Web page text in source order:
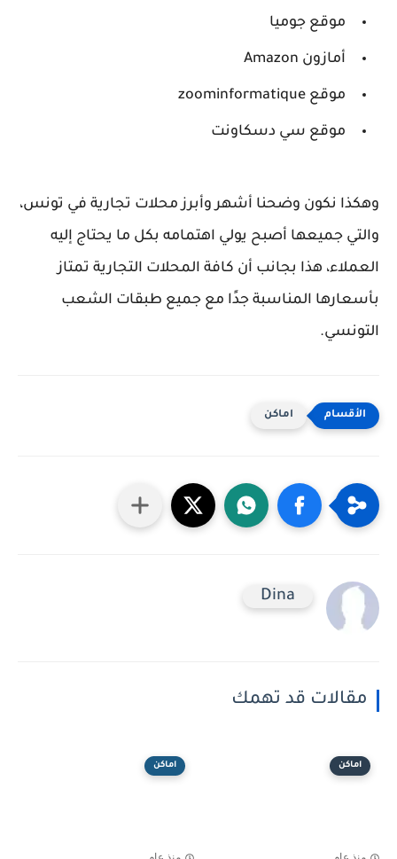
موقع جوميا
أمازون Amazon
موقع zoominformatique
موقع سي دسكاونت
وهكذا نكون وضحنا أشهر وأبرز محلات تجارية في تونس،
والتي جميعها أصبح يولي اهتمامه بكل ما يحتاج إليه
العملاء، هذا بجانب أن كافة المحلات التجارية تمتاز
بأسعارها المناسبة جدًا مع جميع طبقات الشعب
التونسي.
اماكن
Dina
مقالات قد تهمك
اماكن اماكن